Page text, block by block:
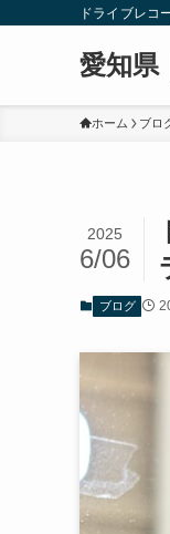
ドライブレコ
愛知県
ホーム ブロ
2025
6/06
ブログ